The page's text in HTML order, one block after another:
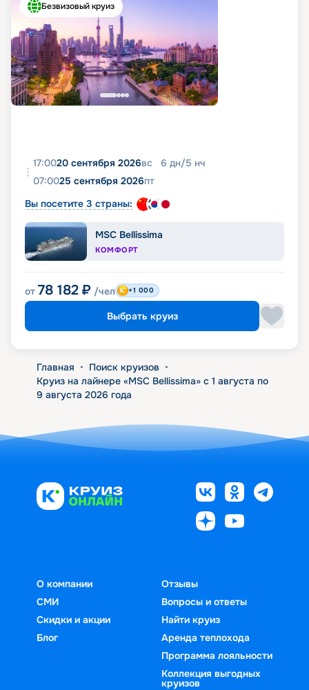
Безвизовый круиз
17:0020 сентября 2026вс 6 дн/5 нч
07:0025 сентября 2026пт
Вы посетите 3 страны:
MSC Bellissima
КОМФОРТ
от 78 182 ₽ /чел +1 000
Выбрать круиз
Главная • Поиск круизов •
Круиз на лайнере «MSC Bellissima» с 1 августа по
9 августа 2026 года
О компании
СМИ
Скидки и акции
Блог
Отзывы
Вопросы и ответы
Найти круиз
Аренда теплохода
Программа лояльности
Коллекция выгодных
круизов